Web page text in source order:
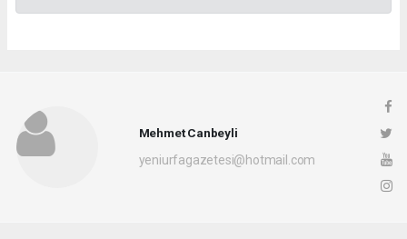
Mehmet Canbeyli
yeniurfagazetesi@hotmail.com